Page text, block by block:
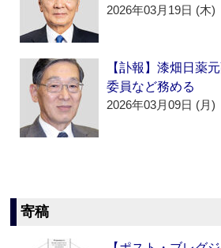
2026年03月19日 (木)
【訃報】漆畑日薬
委員など務める
2026年03月09日 (月)
寄稿